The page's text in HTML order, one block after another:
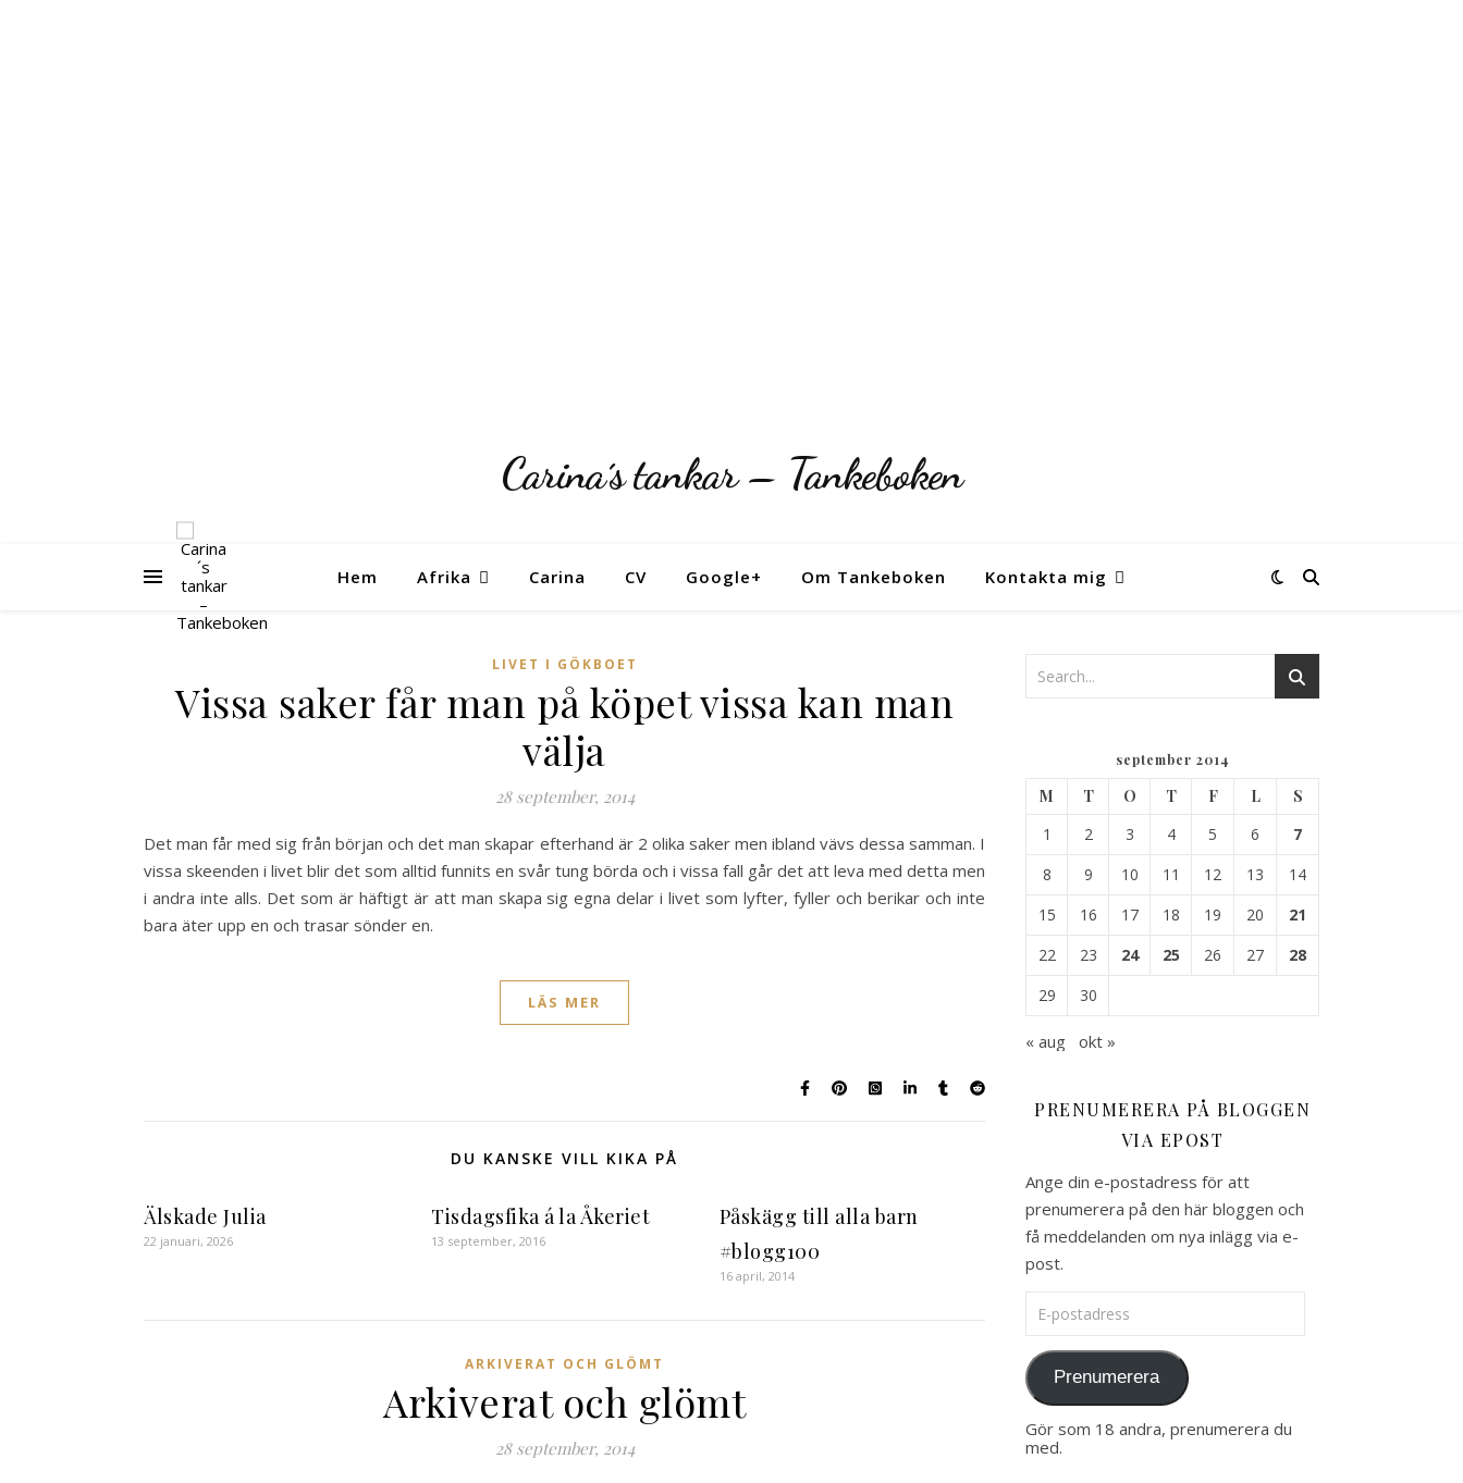
Carina´s tankar – Tankeboken
Hem Afrika Carina CV Google+ Om Tankeboken Kontakta mig
LIVET I GÖKBOET
Vissa saker får man på köpet vissa kan man
välja
28 september, 2014
Det man får med sig från början och det man skapar efterhand är 2 olika saker men ibland vävs dessa samman. I
vissa skeenden i livet blir det som alltid funnits en svår tung börda och i vissa fall går det att leva med detta men
i andra inte alls. Det som är häftigt är att man skapa sig egna delar i livet som lyfter, fyller och berikar och inte
bara äter upp en och trasar sönder en.
LÄS MER
DU KANSKE VILL KIKA PÅ
Älskade Julia
22 januari, 2026
Tisdagsfika á la Åkeriet
13 september, 2016
Påskägg till alla barn
#blogg100
16 april, 2014
ARKIVERAT OCH GLÖMT
Arkiverat och glömt
28 september, 2014
september 2014
M T O T F L
S
1
2 3 4 5 6
7
8
9 10 11 12 13
14
15
16 17 18 19 20
21
22
23 24 25 26 27
28
29
30
« aug okt »
PRENUMERERA PÅ BLOGGEN
VIA EPOST
Ange din e-postadress för att
prenumerera på den här bloggen och
få meddelanden om nya inlägg via e-
post.
E-postadress
Prenumerera
Gör som 18 andra, prenumerera du
med.